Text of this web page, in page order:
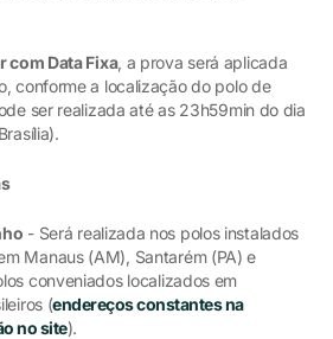
com Data Fixa, a prova será aplicada
conforme a localização do polo de
ser realizada até as 23h59min do dia
- Será realizada nos polos instalados
Manaus (AM), Santarém (PA) e
conveniados localizados em
(endereços constantes na
no site).